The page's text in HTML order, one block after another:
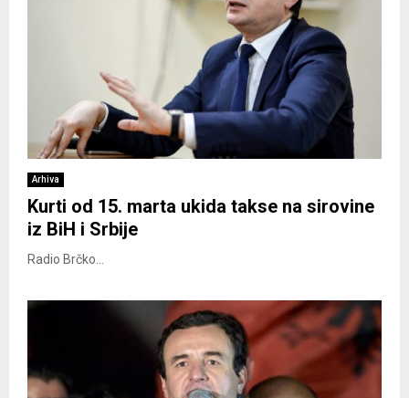
Arhiva
Kurti od 15. marta ukida takse na sirovine
iz BiH i Srbije
Radio Brčko...